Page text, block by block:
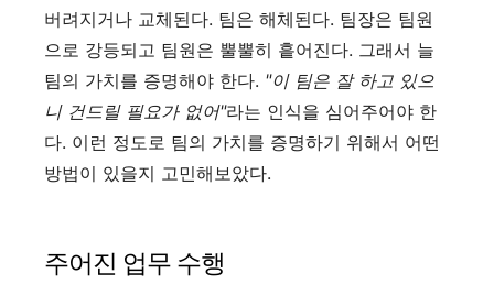
버려지거나 교체된다. 팀은 해체된다. 팀장은 팀원
으로 강등되고 팀원은 뿔뿔히 흩어진다. 그래서 늘
팀의 가치를 증명해야 한다. "이 팀은 잘 하고 있으
니 건드릴 필요가 없어"라는 인식을 심어주어야 한
다. 이런 정도로 팀의 가치를 증명하기 위해서 어떤
방법이 있을지 고민해보았다.
주어진 업무 수행